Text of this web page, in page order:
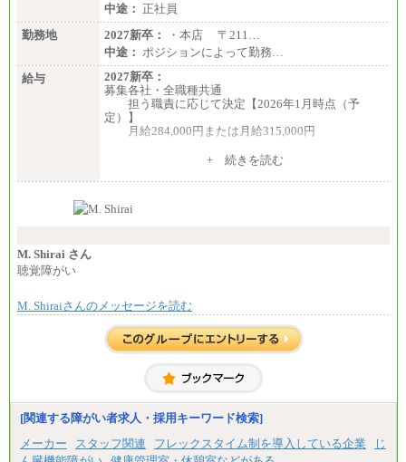
中途： 正社員
勤務地
2027新卒：
・本店 〒211…
中途： ポジションによって勤務…
給与
2027新卒：
募集各社・全職種共通
担う職責に応じて決定【2026年1月時点（予
定）】
月給284,000円または月給315,000円
※入社後早期から、自律的な業務遂行が求めら
す。
い職責を担う方については、さらに高い金額を個別
※上記に加え、所定労働時間外に勤務をした場
※試用期間中も給与に変更はございません。
＜募集各社・全職種共通＞
月給21万円以上～
※試用期間中の給与に変更はありません。
ます。
+ 続きを読む
M. Shirai さん
聴覚障がい
M. Shiraiさんのメッセージを読む
[関連する障がい者求人・採用キーワード検索]
メーカー
スタッフ関連 フレックスタイム制を導入している企業
じ